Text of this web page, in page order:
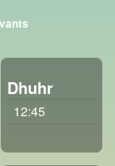
Dhuhr
12:45